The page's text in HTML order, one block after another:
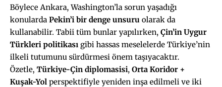
Böylece Ankara, Washington’la sorun yaşadığı
konularda Pekin’i bir denge unsuru olarak da
kullanabilir. Tabii tüm bunlar yapılırken, Çin’in Uygur
Türkleri politikası gibi hassas meselelerde Türkiye’nin
ilkeli tutumunu sürdürmesi önem taşıyacaktır.
Özetle, Türkiye-Çin diplomasisi, Orta Koridor +
Kuşak-Yol perspektifiyle yeniden inşa edilmeli ve iki